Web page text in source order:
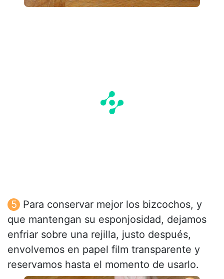
Para conservar mejor los bizcochos, y
que mantengan su esponjosidad, dejamos
enfriar sobre una rejilla, justo después,
envolvemos en papel film transparente y
reservamos hasta el momento de usarlo.